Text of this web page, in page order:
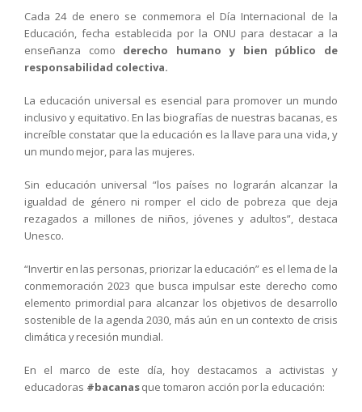
Cada 24 de enero se conmemora el Día Internacional de la
Educación, fecha establecida por la ONU para destacar a la
enseñanza como derecho humano y bien público de
responsabilidad colectiva.
La educación universal es esencial para promover un mundo
inclusivo y equitativo. En las biografías de nuestras bacanas, es
increíble constatar que la educación es la llave para una vida, y
un mundo mejor, para las mujeres.
Sin educación universal “los países no lograrán alcanzar la
igualdad de género ni romper el ciclo de pobreza que deja
rezagados a millones de niños, jóvenes y adultos”, destaca
Unesco.
“Invertir en las personas, priorizar la educación” es el lema de la
conmemoración 2023 que busca impulsar este derecho como
elemento primordial para alcanzar los objetivos de desarrollo
sostenible de la agenda 2030, más aún en un contexto de crisis
climática y recesión mundial.
En el marco de este día, hoy destacamos a activistas y
educadoras #bacanasque tomaron acción por la educación: